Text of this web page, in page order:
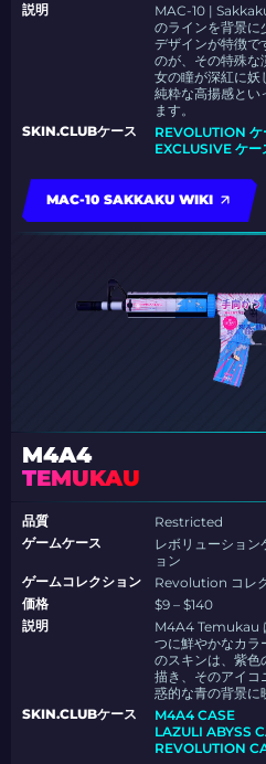
説明
MAC-10 |
のラインを背景に
デザインが特徴で
のが、その特殊な
女の瞳が深紅に妖
純粋な高揚感とい
ます。
SKIN.CLUBケース
REVOLUTION ケ
EXCLUSIVE ケー
MAC-10 SAKKAKU WIKI
M4A4
TEMUKAU
品質
Restricted
ゲームケース
レボリューション
ョン
ゲームコレクション
Revolution コレ
価格
$9 – $140
説明
M4A4 Temukau
つに鮮やかなカラ
のスキンは、紫色
描き、そのアイコ
惑的な青の背景に
SKIN.CLUBケース
M4A4 CASE
LAZULI ABYSS
REVOLUTION